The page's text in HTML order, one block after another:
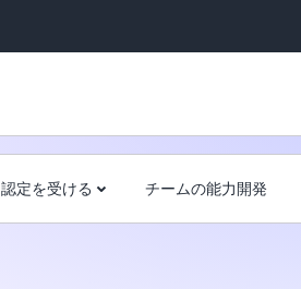
認定を受ける チームの能力開発